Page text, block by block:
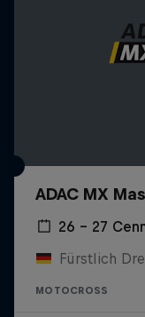
ADAC MX
26 – 27
Fürstlich
MOTOCROSS